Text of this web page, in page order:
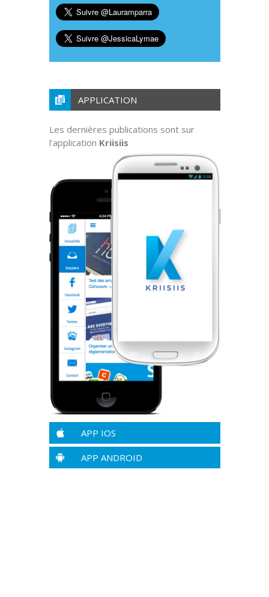
APPLICATION
Les dernières publications sont sur
l'application Kriisiis
APP IOS
APP ANDROID